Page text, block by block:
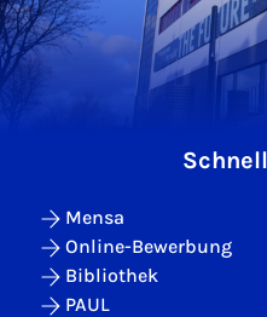
Mensa
Online-Bewerbung
Bibliothek
PAUL